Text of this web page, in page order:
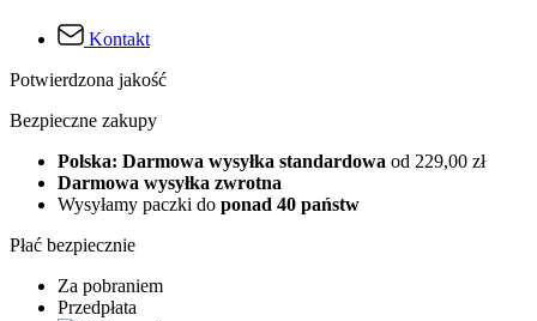
Kontakt
Potwierdzona jakość
Bezpieczne zakupy
Polska: Darmowa wysyłka standardowa od 229,00 zł
Darmowa wysyłka zwrotna
Wysyłamy paczki do ponad 40 państw
Płać bezpiecznie
Za pobraniem
Przedpłata